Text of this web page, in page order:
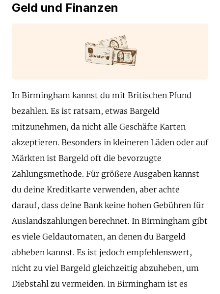
Geld und Finanzen
In Birmingham kannst du mit Britischen Pfund
bezahlen. Es ist ratsam, etwas Bargeld
mitzunehmen, da nicht alle Geschäfte Karten
akzeptieren. Besonders in kleineren Läden oder auf
Märkten ist Bargeld oft die bevorzugte
Zahlungsmethode. Für größere Ausgaben kannst
du deine Kreditkarte verwenden, aber achte
darauf, dass deine Bank keine hohen Gebühren für
Auslandszahlungen berechnet. In Birmingham gibt
es viele Geldautomaten, an denen du Bargeld
abheben kannst. Es ist jedoch empfehlenswert,
nicht zu viel Bargeld gleichzeitig abzuheben, um
Diebstahl zu vermeiden. In Birmingham ist es